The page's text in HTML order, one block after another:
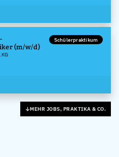
(m/w/d)
Schülerpraktikum
MEHR JOBS, PRAKTIKA & CO.